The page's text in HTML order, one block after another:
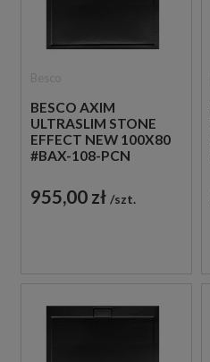
BESCO AXIM
ULTRASLIM STONE
EFFECT NEW 100X80
#BAX-108-PCN
KOMPOZYTOWY
PROSTOKĄTNY
955,00 zł szt.